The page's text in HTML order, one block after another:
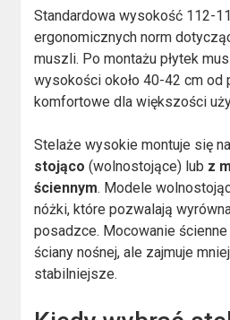
Standardowa wysokość 112-
ergonomicznych norm
muszli. Po montażu płytek
wysokości około 40-42 cm od
komfortowe dla większości
Stelaże wysokie montuje się
stojąco (wolnostojące) lub z
ściennym. Modele
nóżki, które pozwalają
posadzce. Mocowanie
ściany nośnej, ale zajmuje
stabilniejsze.